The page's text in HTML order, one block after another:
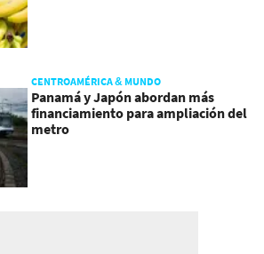
CENTROAMÉRICA & MUNDO
Panamá y Japón abordan más
financiamiento para ampliación del
metro